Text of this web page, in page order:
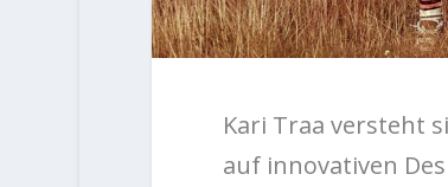
Kari Traa versteht
auf innovativen